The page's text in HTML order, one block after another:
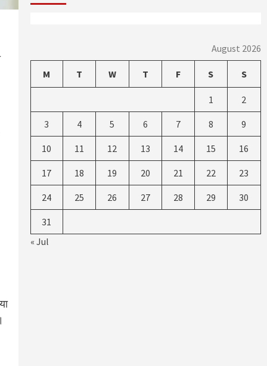
August 2026
M T W T F S S
1 2
3 4 5 6 7 8 9
10 11 12 13 14 15 16
17 18 19 20 21 22 23
24 25 26 27 28 29 30
31
« Jul